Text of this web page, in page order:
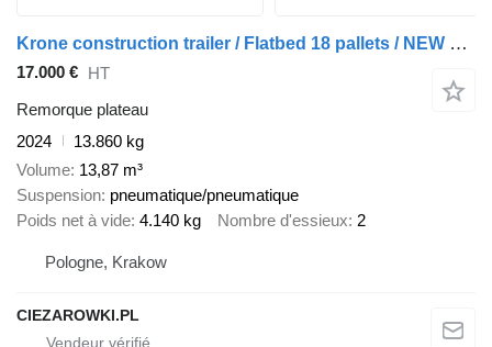
Krone construction trailer / Flatbed 18 pallets / NEW SUPERSTRUCTURE /
17.000 €
HT
Remorque plateau
2024
13.860 kg
Volume 13,87 m³
Suspension pneumatique/pneumatique
Poids net à vide 4.140 kg Nombre d'essieux 2
Pologne, Krakow
CIEZAROWKI.PL